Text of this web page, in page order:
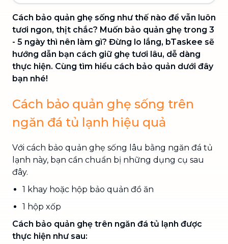
Cách bảo quản ghẹ sống như thế nào để vẫn luôn
tươi ngon, thịt chắc? Muốn bảo quản ghẹ trong 3
- 5 ngày thì nên làm gì? Đừng lo lắng, bTaskee sẽ
hướng dẫn bạn cách giữ ghẹ tươi lâu, dễ dàng
thực hiện. Cùng tìm hiểu cách bảo quản dưới đây
bạn nhé!
Cách bảo quản ghẹ sống trên
ngăn đá tủ lạnh hiệu quả
Với cách bảo quản ghẹ sống lâu bằng ngăn đá tủ
lạnh này, bạn cần chuẩn bị những dụng cụ sau
đây.
1 khay hoặc hộp bảo quản đồ ăn
1 hộp xốp
Cách bảo quản ghẹ trên ngăn đá tủ lạnh được
thực hiện như sau: